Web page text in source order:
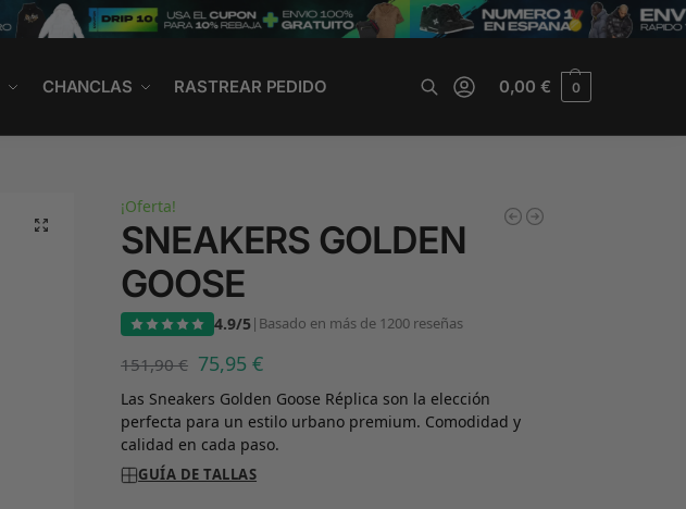
CHANCLAS RASTREAR PEDIDO 0,00€ 0
¡Oferta!
SNEAKERS GOLDEN
GOOSE
4.9/5| Basado en más de 1200 reseñas
151,90€ 75,95€
Las Sneakers Golden Goose Réplica son la elección
perfecta para un estilo urbano premium. Comodidad y
calidad en cada paso.
GUÍA DE TALLAS